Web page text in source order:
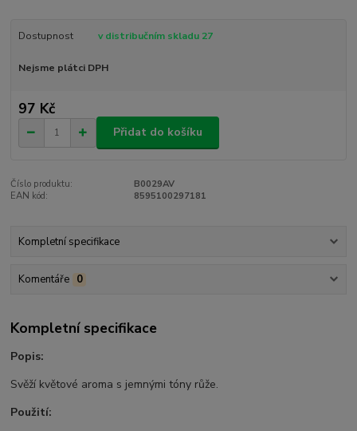
Dostupnost v distribučním skladu 27
Nejsme plátci DPH
97 Kč
Přidat do košíku
Číslo produktu:
B0029AV
EAN kód:
8595100297181
Kompletní specifikace
Komentáře 0
Kompletní specifikace
Popis:
Svěží květové aroma s jemnými tóny růže.
Použití: